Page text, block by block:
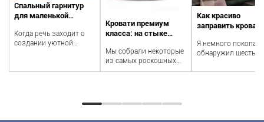
Спальный гарнитур
для маленькой
Когда речь заходит о
создании уютной
выбор мебели может
Кровати премиум
класса: на стыке
технологий
Мы собрали некоторые
из самых роскошных
кроватей, доступных в
Как красиво
заправить
Я немного
обнаружил шесть
делают кровати в